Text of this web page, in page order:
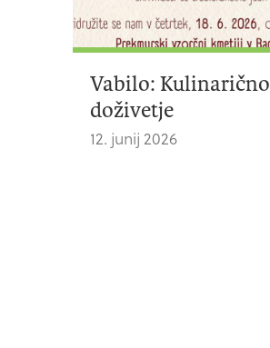
Vabilo: Kulinarično
doživetje
12. junij 2026